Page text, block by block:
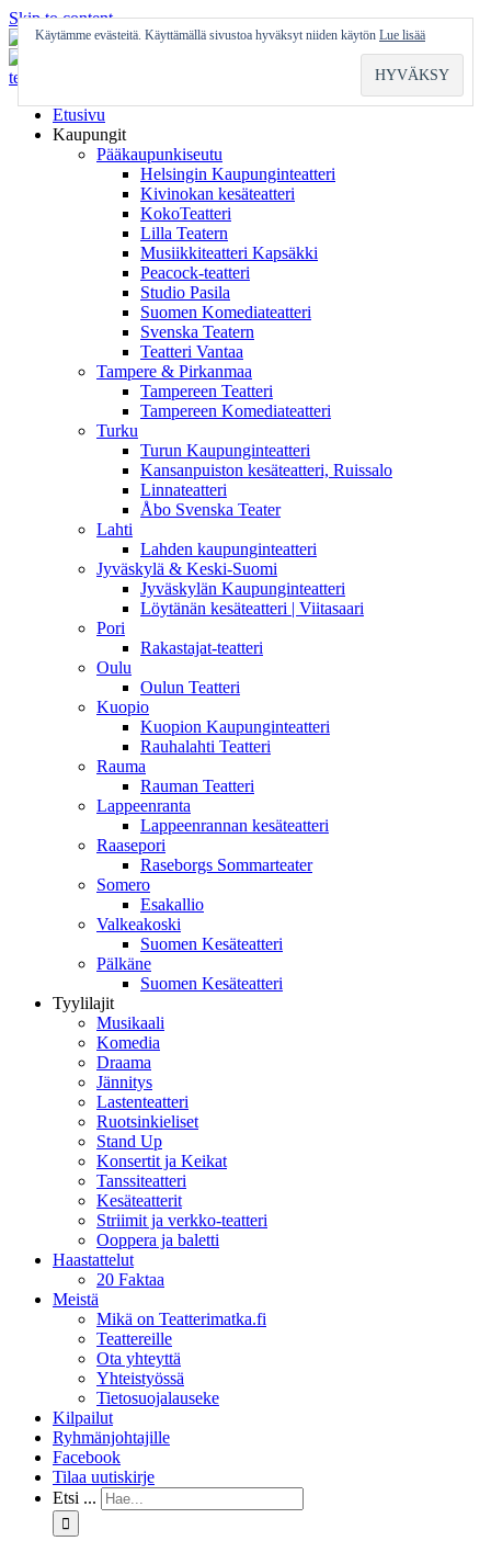
Skip to content
Etusivu
Kaupungit
Pääkaupunkiseutu
Helsingin Kaupunginteatteri
Kivinokan kesäteatteri
KokoTeatteri
Lilla Teatern
Musiikkiteatteri Kapsäkki
Peacock-teatteri
Studio Pasila
Suomen Komediateatteri
Svenska Teatern
Teatteri Vantaa
Tampere & Pirkanmaa
Tampereen Teatteri
Tampereen Komediateatteri
Turku
Turun Kaupunginteatteri
Kansanpuiston kesäteatteri, Ruissalo
Linnateatteri
Åbo Svenska Teater
Lahti
Lahden kaupunginteatteri
Jyväskylä & Keski-Suomi
Jyväskylän Kaupunginteatteri
Löytänän kesäteatteri | Viitasaari
Pori
Rakastajat-teatteri
Oulu
Oulun Teatteri
Kuopio
Kuopion Kaupunginteatteri
Rauhalahti Teatteri
Rauma
Rauman Teatteri
Lappeenranta
Lappeenrannan kesäteatteri
Raasepori
Raseborgs Sommarteater
Somero
Esakallio
Valkeakoski
Suomen Kesäteatteri
Pälkäne
Suomen Kesäteatteri
Tyylilajit
Musikaali
Komedia
Draama
Jännitys
Lastenteatteri
Ruotsinkieliset
Stand Up
Konsertit ja Keikat
Tanssiteatteri
Kesäteatterit
Striimit ja verkko-teatteri
Ooppera ja baletti
Haastattelut
20 Faktaa
Meistä
Mikä on Teatterimatka.fi
Teattereille
Ota yhteyttä
Yhteistyössä
Tietosuojalauseke
Kilpailut
Ryhmänjohtajille
Facebook
Tilaa uutiskirje
Etsi ...
Käytämme evästeitä. Käyttämällä sivustoa hyväksyt niiden käytön Lue lisää